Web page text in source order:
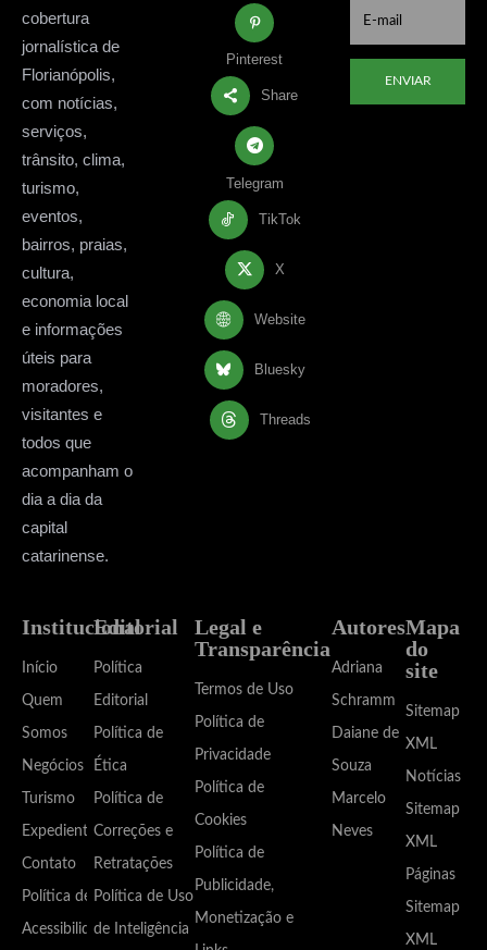
cobertura
jornalística de
Florianópolis,
com notícias,
serviços,
trânsito, clima,
turismo,
eventos,
bairros, praias,
cultura,
economia local
e informações
úteis para
moradores,
visitantes e
todos que
acompanham o
dia a dia da
capital
catarinense.
Pinterest
Share
Telegram
TikTok
X
Website
Bluesky
Threads
ENVIAR
Institucional
Início
Quem
Somos
Negócios
Turismo
Expediente
Contato
Política de
Acessibilidade
Editorial
Política
Editorial
Política de
Ética
Política de
Correções e
Retratações
Política de Uso
de Inteligência
Legal e
Transparência
Termos de Uso
Política de
Privacidade
Política de
Cookies
Política de
Publicidade,
Monetização e
Autores
Adriana
Schramm
Daiane de
Souza
Marcelo
Neves
Mapa
do
site
Sitemap
XML
Notícias
Sitemap
XML
Páginas
Sitemap
XML